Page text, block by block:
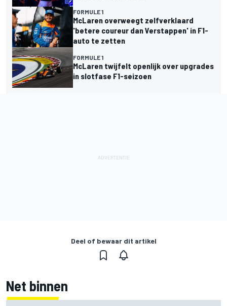
FORMULE 1
McLaren overweegt zelfverklaard
'betere coureur dan Verstappen' in F1-
auto te zetten
FORMULE 1
McLaren twijfelt openlijk over upgrades
in slotfase F1-seizoen
Deel of bewaar dit artikel
Net binnen